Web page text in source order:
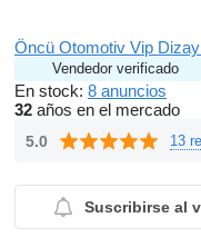
Öncü Otomotiv Vip
Vendedor verificado
En stock: 8 anuncios
32 años en el mercado
5.0 13
Suscribirse al